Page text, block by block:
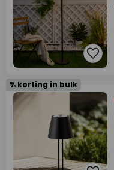
% korting in bulk